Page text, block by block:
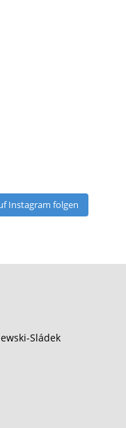
Instagram folgen
Sládek